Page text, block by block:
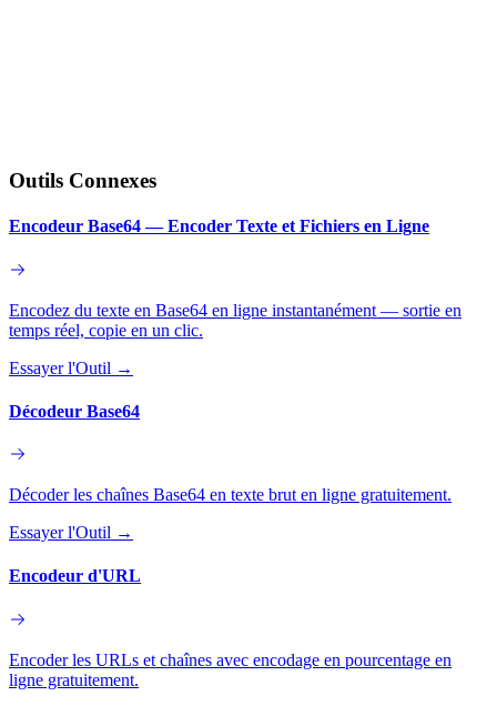
Outils Connexes
Encodeur Base64 — Encoder Texte et Fichiers en Ligne
Encodez du texte en Base64 en ligne instantanément — sortie en
temps réel, copie en un clic.
Essayer l'Outil →
Décodeur Base64
Décoder les chaînes Base64 en texte brut en ligne gratuitement.
Essayer l'Outil →
Encodeur d'URL
Encoder les URLs et chaînes avec encodage en pourcentage en
ligne gratuitement.